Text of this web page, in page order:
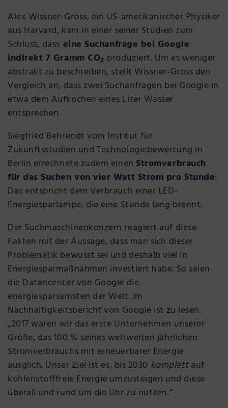
Alex Wissner-Gross, ein US-amerikanischer Physiker
aus Harvard, kam in einer seiner Studien zum
Schluss, dass eine Suchanfrage bei Google
indirekt 7 Gramm CO2 produziert. Um es weniger
abstrakt zu beschreiben, stellt Wissner-Gross den
Vergleich an, dass zwei Suchanfragen bei Google in
etwa dem Aufkochen eines Liter Wasser
entsprechen.
Siegfried Behrendt vom Institut für
Zukunftsstudien und Technologiebewertung in
Berlin errechnete zudem einen Stromverbrauch
für das Suchen von vier Watt Strom pro Stunde:
Das entspricht dem Verbrauch einer LED-
Energiesparlampe, die eine Stunde lang brennt.
Der Suchmaschinenkonzern reagiert auf diese
Fakten mit der Aussage, dass man sich dieser
Problematik bewusst sei und deshalb viel in
Energiesparmaßnahmen investiert habe. So seien
die Datencenter von Google die
energiesparsamsten der Welt. Im
Nachhaltigkeitsbericht von Google ist zu lesen.
„2017 waren wir das erste Unternehmen unserer
Größe, das 100 % seines weltweiten jährlichen
Stromverbrauchs mit erneuerbarer Energie
ausglich. Unser Ziel ist es, bis 2030 komplettauf
kohlenstofffreie Energie umzusteigen und diese
überall und rund um die Uhr zu nutzen.“